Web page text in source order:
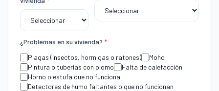
¿Problemas en su vivienda? *
Plagas (insectos, hormigas o ratones)
Moho
Pintura o tuberías con plomo
Falta de calefacción
Horno o estufa que no funciona
Detectores de humo faltantes o que no funcionan